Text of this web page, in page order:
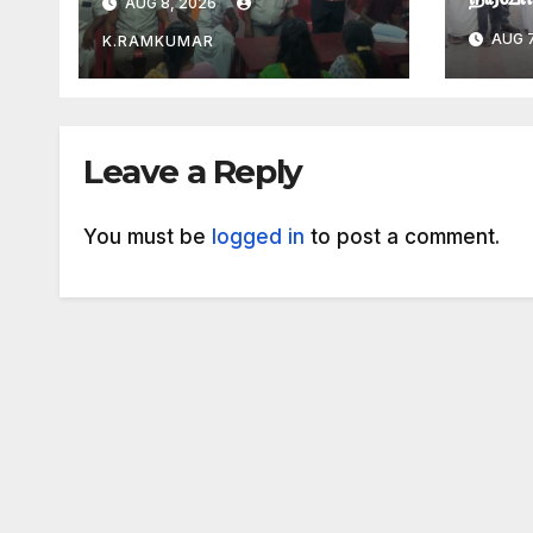
K.RAMKUMAR AUG
Leave a Reply
You must be logged in to post a comment.